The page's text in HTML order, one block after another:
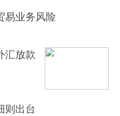
易业务风险
汇放款
则出台